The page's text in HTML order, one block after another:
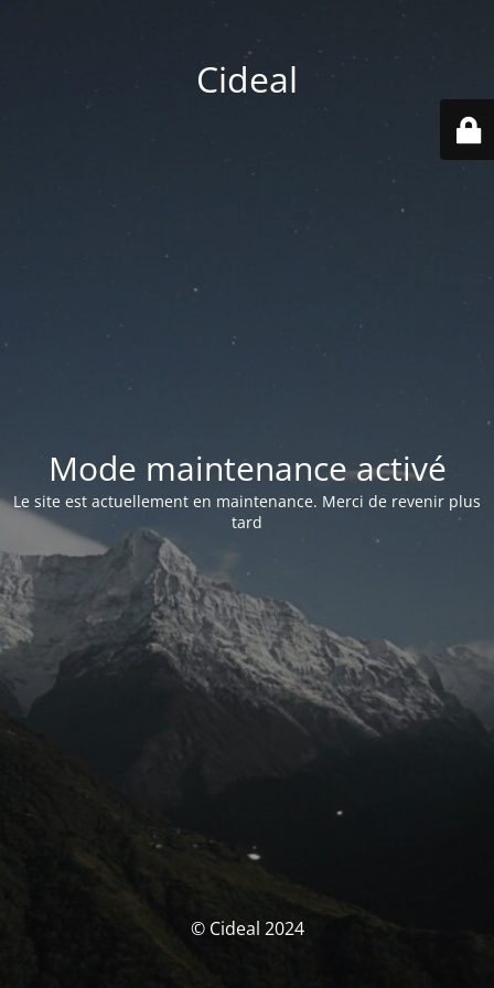
Cideal
Mode maintenance activé
Le site est actuellement en maintenance. Merci de revenir plus
tard
© Cideal 2024